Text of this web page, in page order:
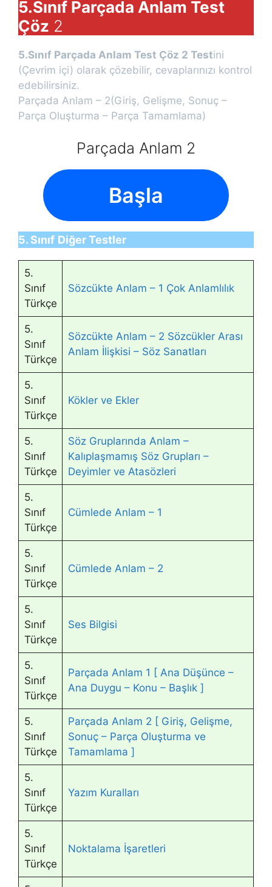
5.Sınıf Parçada Anlam Test
Çöz 2
5.Sınıf Parçada Anlam Test Çöz 2 Testini
(Çevrim içi) olarak çözebilir, cevaplarınızı kontrol
edebilirsiniz.
Parçada Anlam – 2(Giriş, Gelişme, Sonuç –
Parça Oluşturma – Parça Tamamlama)
Parçada Anlam 2
Başla
5. Sınıf Diğer Testler
5.
Sınıf
Türkçe
Sözcükte Anlam – 1 Çok Anlamlılık
5.
Sınıf
Türkçe
Sözcükte Anlam – 2 Sözcükler Arası
Anlam İlişkisi – Söz Sanatları
5.
Sınıf
Türkçe
Kökler ve Ekler
5.
Sınıf
Türkçe
Söz Gruplarında Anlam –
Kalıplaşmamış Söz Grupları –
Deyimler ve Atasözleri
5.
Sınıf
Türkçe
Cümlede Anlam – 1
5.
Sınıf
Türkçe
Cümlede Anlam – 2
5.
Sınıf
Türkçe
Ses Bilgisi
5.
Sınıf
Türkçe
Parçada Anlam 1 [ Ana Düşünce –
Ana Duygu – Konu – Başlık ]
5.
Sınıf
Türkçe
Parçada Anlam 2 [ Giriş, Gelişme,
Sonuç – Parça Oluşturma ve
Tamamlama ]
5.
Sınıf
Türkçe
Yazım Kuralları
5.
Sınıf
Türkçe
Noktalama İşaretleri